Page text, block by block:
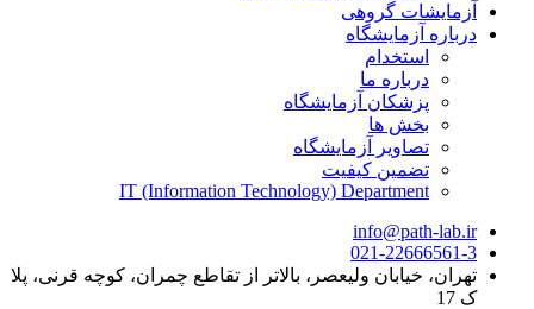
آزمایشات گروهی
درباره آزمایشگاه
استخدام
درباره ما
پزشکان آزمایشگاه
بخش ها
تصاویر آزمایشگاه
تضمین کیفیت
IT (Information Technology) Department
info@path-lab.ir
021-22666561-3
تهران، خیابان ولیعصر، بالاتر از تقاطع چمران، کوچه قرنی، پلا
ک 17